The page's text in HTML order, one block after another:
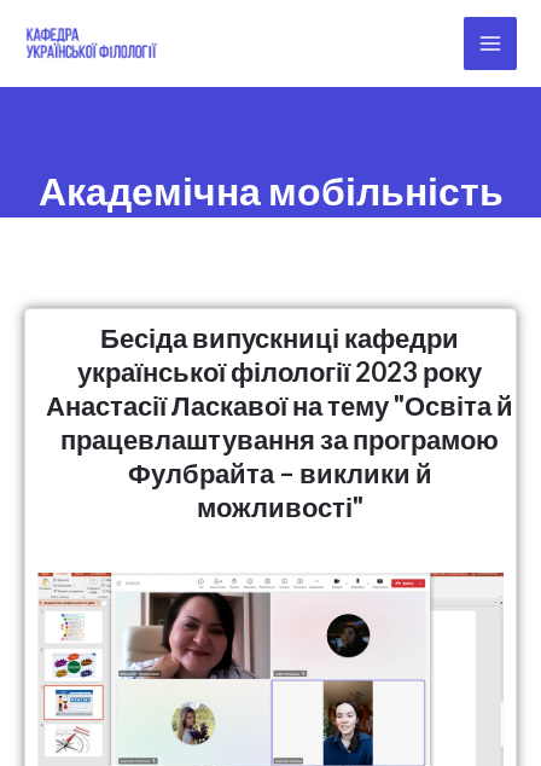
содержимому
Main
Академічна мобільність
Бесіда випускниці кафедри
української філології 2023 року
Анастасії Ласкавої на тему "Освіта й
працевлаштування за програмою
Фулбрайта – виклики й
можливості"